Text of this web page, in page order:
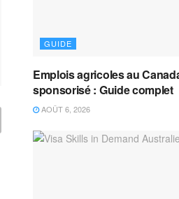
GUIDE
Emplois agricoles au
sponsorisé : Guide complet
AOÛT 6, 2026